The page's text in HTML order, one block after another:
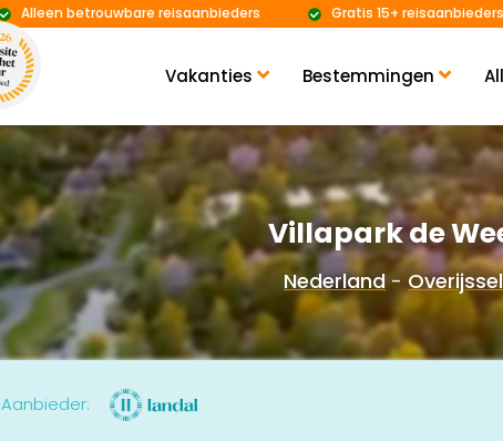
Vakanties Bestemmingen
Alleen betrouwbare reisaanbieders Gratis 15+
Villapark de
Nederland - Overijssel
Aanbieder: